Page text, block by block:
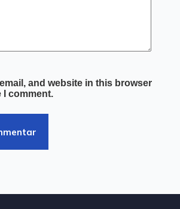
and website in this browser
I comment.